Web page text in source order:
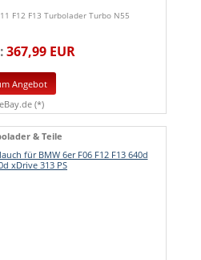
F12 F13 Turbolader Turbo N55
367,99 EUR
Angebot
eBay.de (*)
& Teile